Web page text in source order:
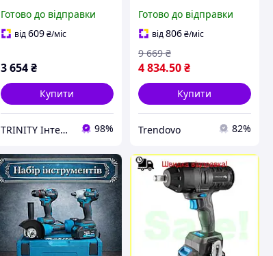
інструмент для
закручування гайок
Готово до відправки
від609 ₴/міс
3 654 ₴
Купити
TRINITY Інтернет-магазин www.trinitys.com.ua 98%
автосервісів і
будівництва з
адаптером 1/2 до 1/4
Готово до відправки
від806₴/міс
4 834.50₴
9 669 ₴
Купити
Trendovo 82%